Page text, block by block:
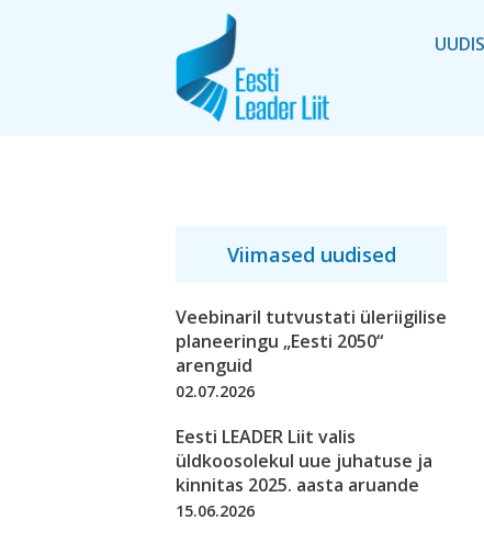
Viimased uudised
Veebinaril tutvustati üleriigilise
planeeringu „Eesti 2050“
arenguid
02.07.2026
Eesti LEADER Liit valis
üldkoosolekul uue juhatuse ja
kinnitas 2025. aasta aruande
15.06.2026